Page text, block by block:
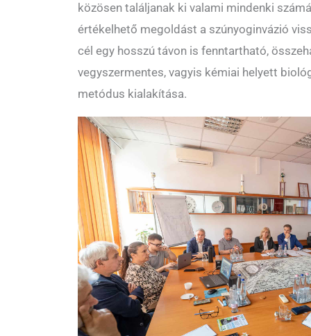
közösen találjanak ki valami mindenki
értékelhető megoldást a szúnyoginvázió
cél egy hosszú távon is fenntartható,
vegyszermentes, vagyis kémiai helyett
metódus kialakítása.